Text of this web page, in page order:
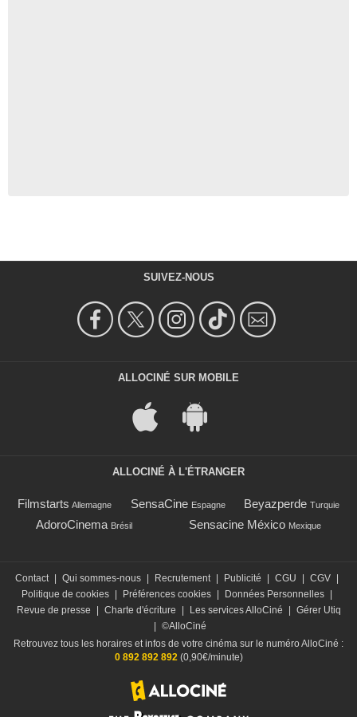
SUIVEZ-NOUS
ALLOCINÉ SUR MOBILE
ALLOCINÉ À L'ÉTRANGER
Filmstarts Allemagne SensaCine Espagne Beyazperde Turquie
AdoroCinema Brésil Sensacine México Mexique
Contact Qui sommes-nous Recrutement Publicité CGU CGV
Politique de cookies
Préférences cookies Données Personnelles
Revue de presse
Charte d'écriture Les services AlloCiné
Gérer Utiq
©AlloCiné
Retrouvez tous les horaires et infos de votre cinéma sur le numéro AlloCiné :
0 892 892 892(0,90€/minute)